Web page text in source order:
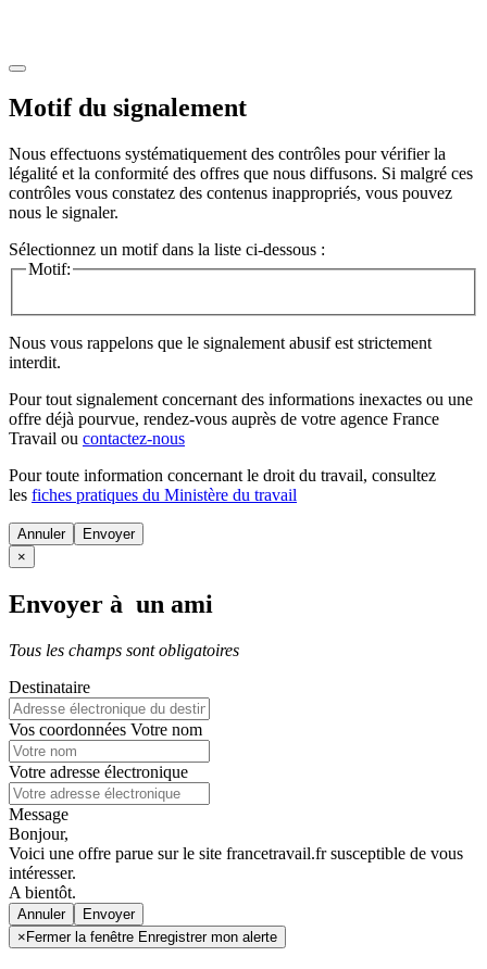
Motif du signalement
Nous effectuons systématiquement des contrôles pour vérifier la
légalité et la conformité des offres que nous diffusons. Si malgré ces
contrôles vous constatez des contenus inappropriés, vous pouvez
nous le signaler.
Sélectionnez un motif dans la liste ci-dessous :
Motif:
Nous vous rappelons que le signalement abusif est strictement
interdit.
Pour tout signalement concernant des informations inexactes ou une
offre déjà pourvue, rendez-vous auprès de votre agence France
Travail ou contactez-nous
Pour toute information concernant le droit du travail, consultez
les fiches pratiques du Ministère du travail
Annuler
×
Envoyer à un ami
Tous les champs sont obligatoires
Destinataire
Vos coordonnées Votre nom
Votre adresse électronique
Message
Bonjour,
Voici une offre parue sur le site francetravail.fr susceptible de vous
intéresser.
A bientôt.
Annuler
× Fermer la fenêtre Enregistrer mon alerte